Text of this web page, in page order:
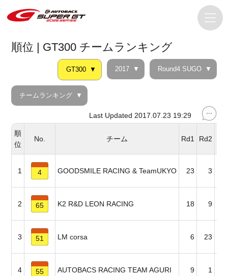
順位 | GT300 チームランキング
GT300 2017 Round4 SUGO
チームランキング
Last Updated 2017.07.23 19:29
順
位
No. チーム Rd1 Rd2
1 4 GOODSMILE RACING & TeamUKYO 23 3
2 65 K2 R&D LEON RACING 18 9
3 51 LM corsa 6 23
4 55 AUTOBACS RACING TEAM AGURI 9 1